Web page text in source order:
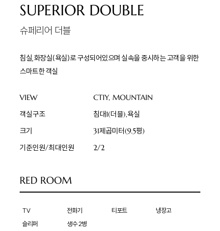
SUPERIOR DOUBLE
슈페리어 더블
침실,화장실(욕실)로 구성되어있으며 실속을 중시하는 고객을 위한
스마트한 객실
VIEW
CTIY, MOUNTAIN
객실구조
침대1(더블),욕실
크기
31제곱미터(9.5평)
기준인원/최대인원
2/2
RED ROOM
TV 전화기 티포트
냉장고
슬리퍼
생수 2병